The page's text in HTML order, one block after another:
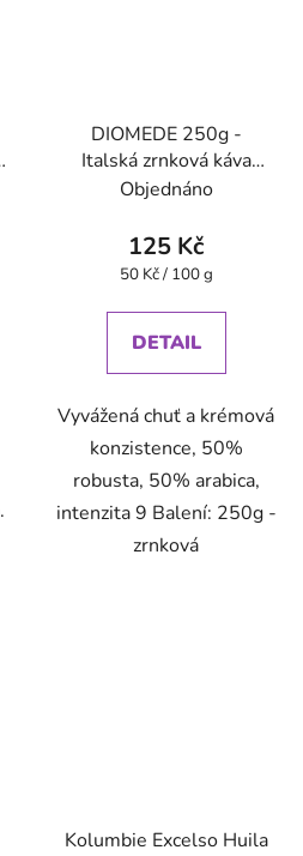
DIOMEDE 250g -
Italská zrnková káva
Caffe Pompeii
Objednáno
125 Kč
Měrná
50 Kč / 100 g
DETAIL
Vyvážená chuť a krémová
konzistence, 50%
robusta, 50% arabica,
intenzita 9 Balení: 250g -
zrnková
Kolumbie Excelso Huila